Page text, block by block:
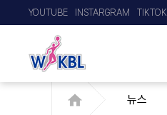
YOUTUBE INSTARGRAM TIKTOK
뉴스